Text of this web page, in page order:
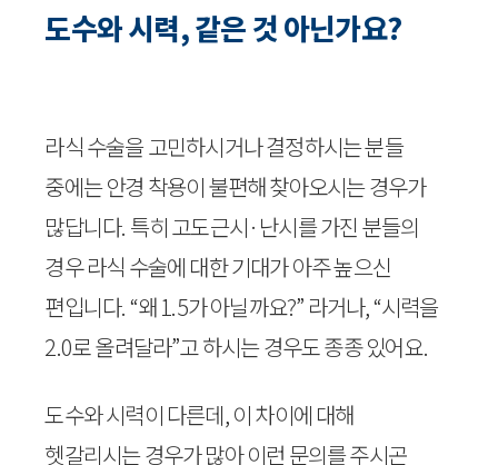
도수와 시력, 같은 것 아닌가요?
라식 수술을 고민하시거나 결정하시는 분들
중에는 안경 착용이 불편해 찾아오시는 경우가
많답니다. 특히 고도근시·난시를 가진 분들의
경우 라식 수술에 대한 기대가 아주 높으신
편입니다. “왜 1.5가 아닐까요?” 라거나, “시력을
2.0로 올려달라”고 하시는 경우도 종종 있어요.
도수와 시력이 다른데, 이 차이에 대해
헷갈리시는 경우가 많아 이런 문의를 주시곤